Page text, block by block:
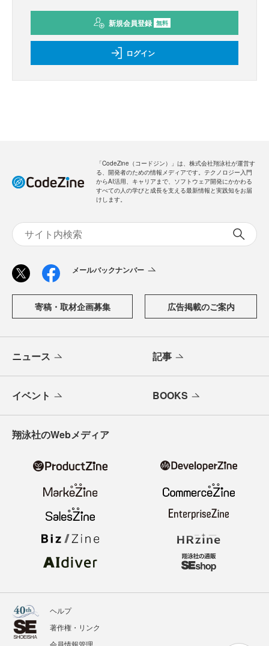
新規会員登録 無料
ログイン
「CodeZine（コードジン）」は、株式会社翔泳社が運営す
る、開発者のための情報メディアです。テクノロジー入門
からAI活用、キャリアまで、ソフトウェア開発にかかわる
すべての人の学びと成長を支える最新情報と実践知をお届
けします。
メールバックナンバー
寄稿・取材企画募集 広告掲載のご案内
ニュース 記事
イベント BOOKS
翔泳社のWebメディア
ヘルプ
著作権・リンク